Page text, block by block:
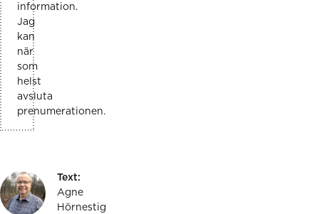
information.
Jag
kan
när
som
helst
avsluta
prenumerationen.
Text:
Agne
Hörnestig